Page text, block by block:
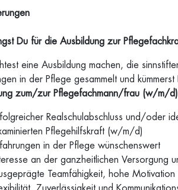
Du für dieAusbildung zur
eine Ausbildung machen, die
in der Pflege gesammelt und
zum/zur Pflegefachmann/frau (w/m/
Realschulabschluss und/oder
Pflegehilfskraft (w/m/d)
in der Pflege wünschenswert
an der ganzheitlichen Versorgung
Teamfähigkeit, hohe Motivation